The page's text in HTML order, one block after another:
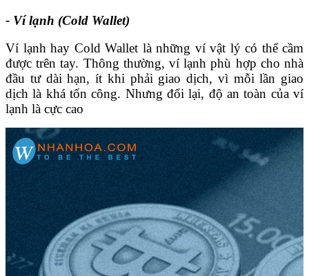
- Ví lạnh (Cold Wallet)
Ví lạnh hay Cold Wallet là những ví vật lý có thể cầm
được trên tay. Thông thường, ví lạnh phù hợp cho nhà
đầu tư dài hạn, ít khi phải giao dịch, vì mỗi lần giao
dịch là khá tốn công. Nhưng đổi lại, độ an toàn của ví
lạnh là cực cao